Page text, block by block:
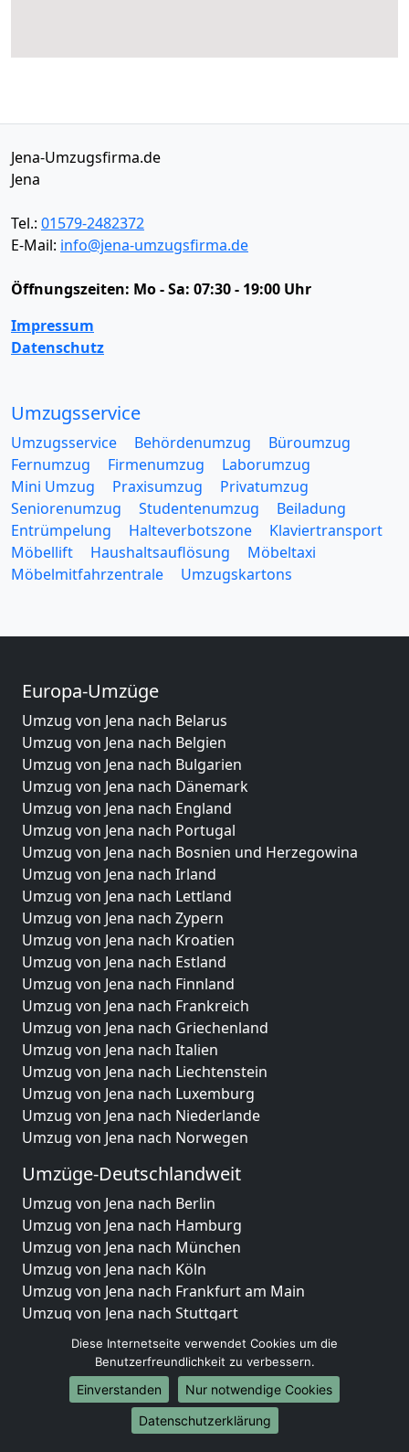
Jena-Umzugsfirma.de
Jena
Tel.: 01579-2482372
E-Mail: info@jena-umzugsfirma.de
Öffnungszeiten: Mo - Sa: 07:30 - 19:00 Uhr
Impressum
Datenschutz
Umzugsservice
Umzugsservice Behördenumzug
Büroumzug
Fernumzug
Firmenumzug
Laborumzug
Mini Umzug
Praxisumzug
Privatumzug
Seniorenumzug
Studentenumzug
Beiladung
Entrümpelung
Halteverbotszone
Klaviertransport
Möbellift
Haushaltsauflösung
Möbeltaxi
Möbelmitfahrzentrale
Umzugskartons
Europa-Umzüge
Umzug von Jena nach Belarus
Umzug von Jena nach Belgien
Umzug von Jena nach Bulgarien
Umzug von Jena nach Dänemark
Umzug von Jena nach England
Umzug von Jena nach Portugal
Umzug von Jena nach Bosnien und Herzegowina
Umzug von Jena nach Irland
Umzug von Jena nach Lettland
Umzug von Jena nach Zypern
Umzug von Jena nach Kroatien
Umzug von Jena nach Estland
Umzug von Jena nach Finnland
Umzug von Jena nach Frankreich
Umzug von Jena nach Griechenland
Umzug von Jena nach Italien
Umzug von Jena nach Liechtenstein
Umzug von Jena nach Luxemburg
Umzug von Jena nach Niederlande
Umzug von Jena nach Norwegen
Umzüge-Deutschlandweit
Umzug von Jena nach Berlin
Umzug von Jena nach Hamburg
Umzug von Jena nach München
Umzug von Jena nach Köln
Umzug von Jena nach Frankfurt am Main
Umzug von Jena nach Stuttgart
Umzug von Jena nach Düsseldorf
Umzug von Jena nach Leipzig
Umzug von Jena nach Dortmund
Umzug von Jena nach Essen
Umzug von Jena nach Bremen
Diese Internetseite verwendet Cookies um die
Benutzerfreundlichkeit zu verbessern.
Einverstanden
Nur notwendige Cookies
Datenschutzerklärung